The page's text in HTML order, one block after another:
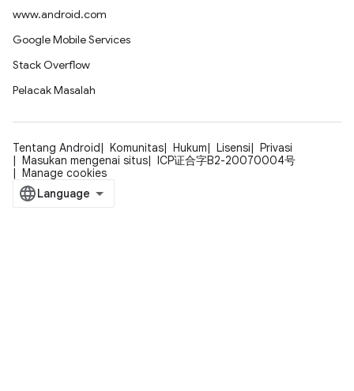
www.android.com
Google Mobile Services
Stack Overflow
Pelacak Masalah
Tentang Android Komunitas Hukum Lisensi
Privasi
Masukan mengenai situs
ICP证合字B2-20070004号
Manage cookies